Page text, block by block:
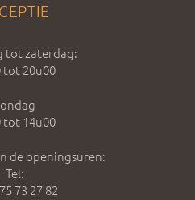
tot zaterdag:
tot 20u00
tot 14u00
de openingsuren:
Tel:
73 27 82